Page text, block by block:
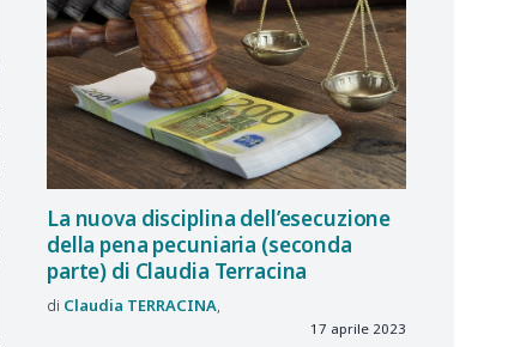
La nuova disciplina dell’esecuzione
della pena pecuniaria (seconda
parte) di Claudia Terracina
Claudia TERRACINA
17 aprile 2023